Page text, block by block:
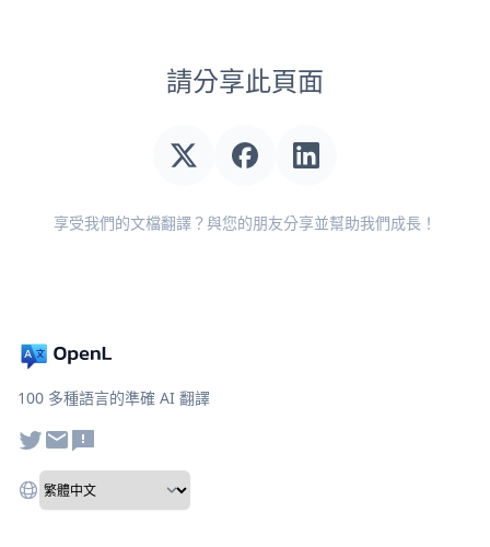
請分享此頁面
享受我們的文檔翻譯？與您的朋友分享並幫助我們成長！
100 多種語言的準確 AI 翻譯